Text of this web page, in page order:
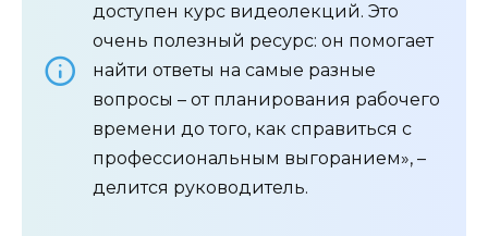
доступен курс видеолекций. Это
очень полезный ресурс: он помогает
найти ответы на самые разные
вопросы – от планирования рабочего
времени до того, как справиться с
профессиональным выгоранием», –
делится руководитель.